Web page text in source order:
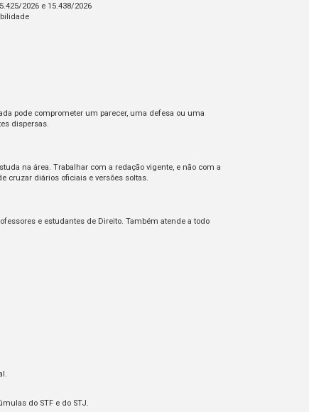
2026 e 15.438/2026
pode comprometer um parecer, uma defesa ou uma
dispersas.
na área. Trabalhar com a redação vigente, e não com a
cruzar diários oficiais e versões soltas.
e estudantes de Direito. Também atende a todo
do STF e do STJ.